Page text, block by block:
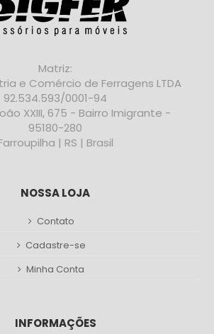
Matriz:
e Comércio de Ferragens LTDA
92.534.593/0001-94
XXIII, 675 - Bairro Imigrante -
95180-280
| RS | Brasil
NOSSA LOJA
Contato
Cadastre-se
Minha Conta
INFORMAÇÕES